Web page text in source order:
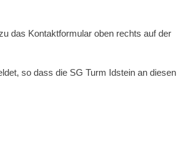
das Kontaktformular oben rechts auf der
so dass die SG Turm Idstein an diesen